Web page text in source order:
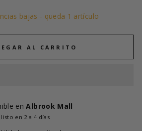
bajas - queda 1 artículo
AL CARRITO
enAlbrook Mall
en 2 a 4 días